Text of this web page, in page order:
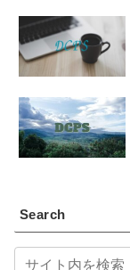
Search